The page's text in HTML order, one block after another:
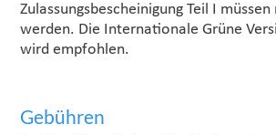
Zulassungsbescheinigung Teil I
werden. Die Internationale Grüne
wird empfohlen.
Gebühren